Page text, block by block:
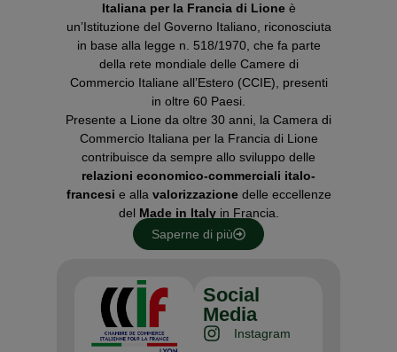
Social
Media
Instagram
Italiana per la Francia di Lioneè
un’Istituzione del Governo Italiano, riconosciuta
in base alla legge n. 518/1970, che fa parte
della rete mondiale delle Camere di
Commercio Italiane all’Estero (CCIE), presenti
in oltre 60 Paesi.
Presente a Lione da oltre 30 anni, la Camera di
Commercio Italiana per la Francia di Lione
contribuisce da sempre allo sviluppo delle
relazioni economico-commerciali italo-
francesi e alla valorizzazionedelle eccellenze
del Made in Italyin Francia.
Saperne di più